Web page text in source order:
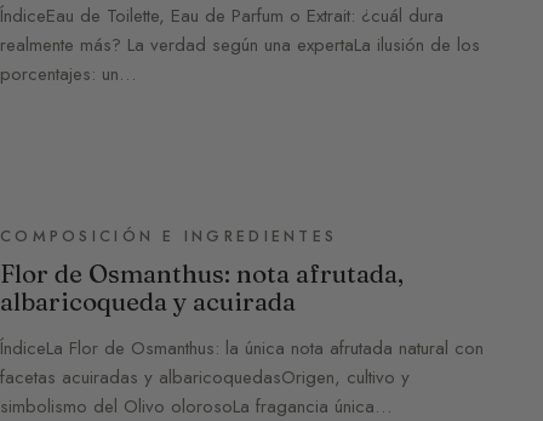
ÍndiceEau de Toilette, Eau de Parfum o Extrait: ¿cuál dura
realmente más? La verdad según una expertaLa ilusión de los
porcentajes: un…
COMPOSICIÓN E INGREDIENTES
Flor de Osmanthus: nota afrutada,
albaricoqueda y acuirada
ÍndiceLa Flor de Osmanthus: la única nota afrutada natural con
facetas acuiradas y albaricoquedasOrigen, cultivo y
simbolismo del Olivo olorosoLa fragancia única…